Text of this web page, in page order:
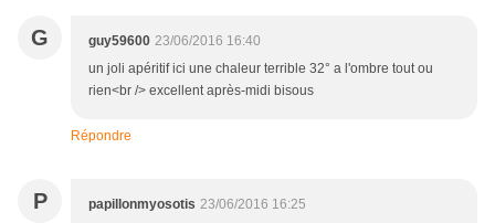
G guy59600 23/06/2016 16:40
un joli apéritif ici une chaleur terrible 32° a l'ombre tout ou
rien<br /> excellent après-midi bisous
Répondre
P papillonmyosotis 23/06/2016 16:25